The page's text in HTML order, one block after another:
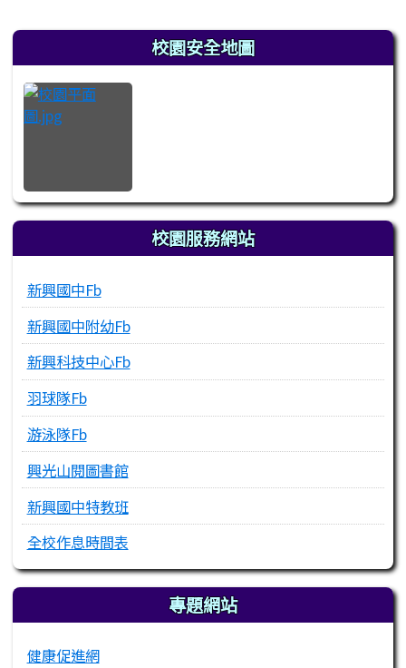
左邊區域內容 校園安全地圖
校園服務網站
新興國中Fb
新興國中附幼Fb
新興科技中心Fb
羽球隊Fb
游泳隊Fb
興光山閱圖書館
新興國中特教班
全校作息時間表
專題網站
健康促進網